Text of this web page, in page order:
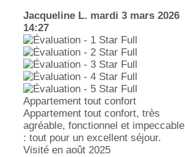
Jacqueline L. mardi 3 mars 2026
14:27
Appartement tout confort
Appartement tout confort, très
agréable, fonctionnel et impeccable
: tout pour un excellent séjour.
Visité en août 2025